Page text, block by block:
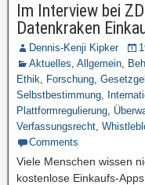
Im Interview bei
Datenkraken
Dennis-Kenji Kipker
Aktuelles, Allgemein,
Ethik, Forschung,
Selbstbestimmung,
Plattformregulierung,
Verfassungsrecht,
Comments
Viele Menschen wissen
kostenlose Einkaufs-